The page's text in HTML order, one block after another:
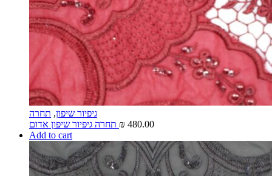
גיפיור שיפון, תחרה
₪ 480.00
Add to cart